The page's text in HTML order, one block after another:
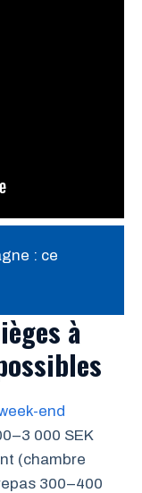
: ce
à
end
000 SEK
(chambre
300–400